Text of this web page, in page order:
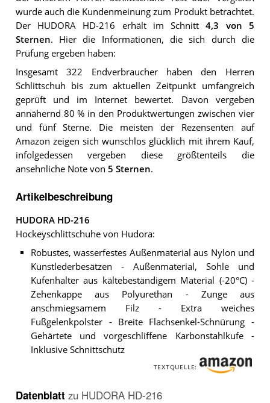
wurde auch die Kundenmeinung zum Produkt betrachtet.
Der
HUDORA HD-216 erhält im Schnitt4,3 von 5
Sternen. Hier die Informationen, die sich durch die
Prüfung ergeben haben:
Insgesamt 322 Endverbraucher haben den Herren
Schlittschuh bis zum aktuellen Zeitpunkt umfangreich
geprüft und im Internet bewertet. Davon vergeben
annähernd 80 % in den Produktwertungen zwischen vier
und fünf Sterne. Die meisten der Rezensenten auf
Amazon zeigen sich wunschlos glücklich mit ihrem Kauf,
infolgedessen vergeben diese größtenteils die
ansehnliche Note von 5 Sternen.
Artikelbeschreibung
HUDORA HD-216
Hockeyschlittschuhe von Hudora:
Robustes, wasserfestes Außenmaterial aus Nylon und
Kunstlederbesätzen - Außenmaterial, Sohle und
Kufenhalter aus kältebeständigem Material (-20°C) -
Zehenkappe aus Polyurethan - Zunge aus
anschmiegsamem Filz - Extra weiches
Fußgelenkpolster - Breite Flachsenkel-Schnürung -
Gehärtete und vorgeschliffene Karbonstahlkufe -
Inklusive Schnittschutz
TEXTQUELLE:
Datenblatt zu HUDORA HD-216